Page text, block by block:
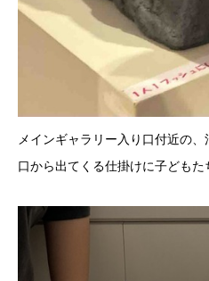
メインギャラリー入り口付近の
口から出てくる仕掛けに子どもた